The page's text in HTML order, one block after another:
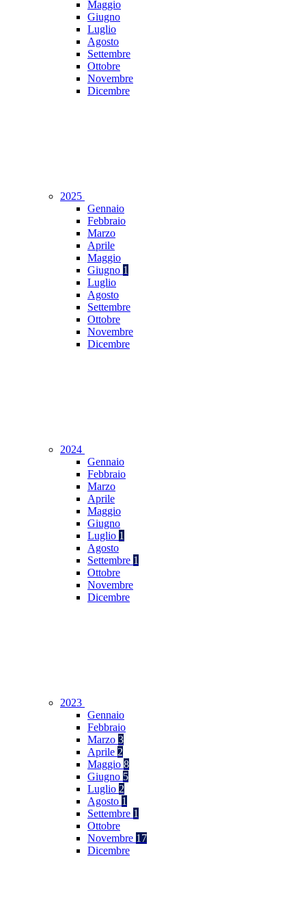
Maggio
Giugno
Luglio
Agosto
Settembre
Ottobre
Novembre
Dicembre
2025
Gennaio
Febbraio
Marzo
Aprile
Maggio
Giugno 1
Luglio
Agosto
Settembre
Ottobre
Novembre
Dicembre
2024
Gennaio
Febbraio
Marzo
Aprile
Maggio
Giugno
Luglio 1
Agosto
Settembre 1
Ottobre
Novembre
Dicembre
2023
Gennaio
Febbraio
Marzo 3
Aprile 2
Maggio 8
Giugno 5
Luglio 2
Agosto 1
Settembre 1
Ottobre
Novembre 17
Dicembre